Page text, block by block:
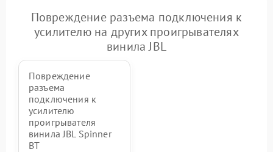
Повреждение разъема подключения к
усилителю на других проигрывателях
винила JBL
Повреждение
разъема
подключения к
усилителю
проигрывателя
винила JBL Spinner
BT